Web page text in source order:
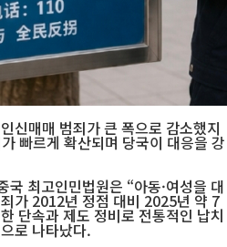
신매매 범죄가 큰 폭으로 감소했지
빠르게 확산되며 당국이 대응을 강
최고인민법원은 “아동·여성을 대
가 2012년 정점 대비 2025년 약 7
단속과 제도 정비로 전통적인 납치
로 나타났다.